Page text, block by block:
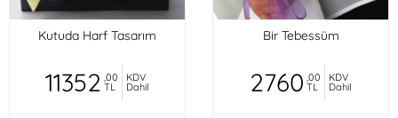
Kutuda Harf Tasarım
11352 ,00
TL
KDV
Dahil
Bir Tebessüm
2760 ,00
TL
KDV
Dahil